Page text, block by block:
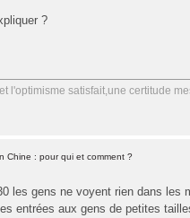
?
l'optimisme satisfait,une certitude
Chine : pour qui et comment ?
les gens ne voyent rien dans
entrées aux gens de petites